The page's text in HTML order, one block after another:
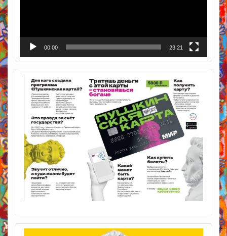
00:00 23:21